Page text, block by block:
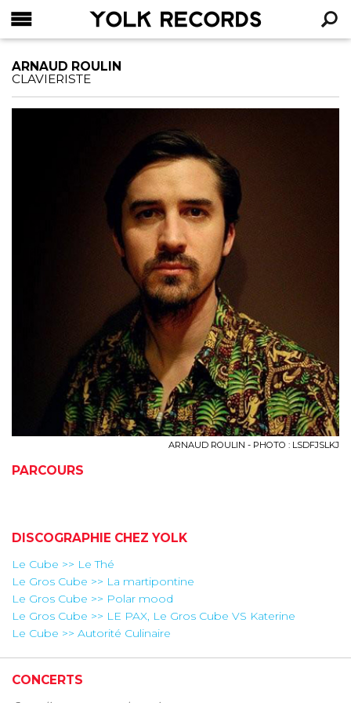
ARNAUD ROULIN
CLAVIERISTE
ARNAUD ROULIN - PHOTO : LSDFJSLKJ
PARCOURS
DISCOGRAPHIE CHEZ YOLK
Le Cube >> Le Thé
Le Gros Cube >> La martipontine
Le Gros Cube >> Polar mood
Le Gros Cube >> LE PAX, Le Gros Cube VS Katerine
Le Cube >> Autorité Culinaire
CONCERTS